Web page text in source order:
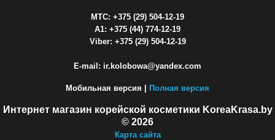
МТС: +375 (29) 504-12-19
A1: +375 (44) 774-12-19
Viber: +375 (29) 504-12-19
E-mail: ir.kolobowa@yandex.com
Мобильная версия | Полная версия
Интернет магазин корейской косметики KoreaKrasa.by
© 2026
Карта сайта